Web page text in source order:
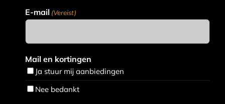
E-mail (Vereist)
Mail en kortingen
Ja stuur mij aanbiedingen
Nee bedankt